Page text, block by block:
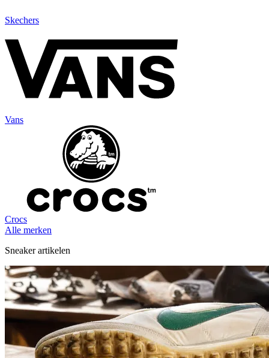
Skechers
Vans
Crocs
Alle merken
Sneaker artikelen